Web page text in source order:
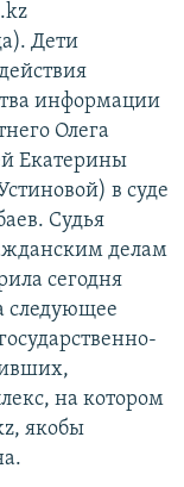
Дети
информации
Олега
Екатерины
в суде
Судья
делам
сегодня
следующее
на котором
якобы